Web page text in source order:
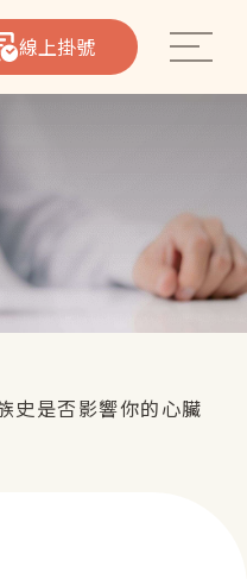
線上掛號
史是否影響你的心臟